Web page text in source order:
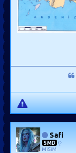
Safi
SMD
MiSiM